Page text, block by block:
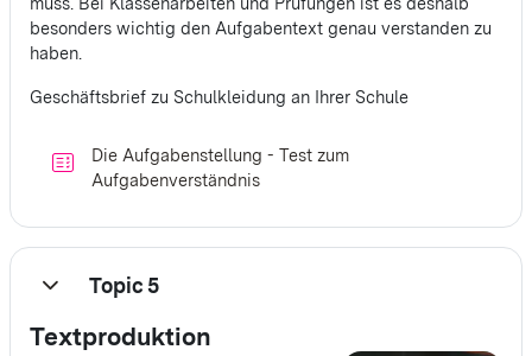
besonders wichtig den Aufgabentext genau verstanden zu
haben.
Geschäftsbrief zu Schulkleidung an Ihrer Schule
Die Aufgabenstellung - Test zum
Aufgabenverständnis
EinklappenTopic 5
Textproduktion